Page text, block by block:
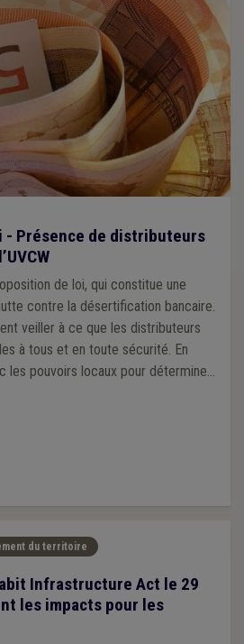
- Présence de distributeurs
de loi, qui constitue une
contre la désertification bancaire.
veiller à ce que les distributeurs
à tous et en toute sécurité. En
les pouvoirs locaux pour déterminer
du territoire
Infrastructure Act le 29
les impacts pour les